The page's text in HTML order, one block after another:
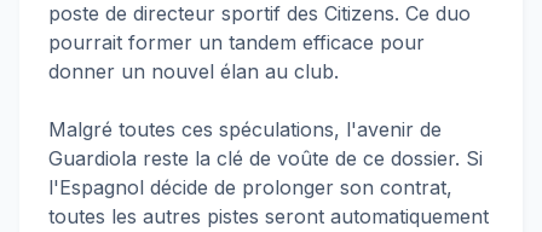
poste de directeur sportif des Citizens. Ce duo
pourrait former un tandem efficace pour
donner un nouvel élan au club.
Malgré toutes ces spéculations, l'avenir de
Guardiola reste la clé de voûte de ce dossier. Si
l'Espagnol décide de prolonger son contrat,
toutes les autres pistes seront automatiquement